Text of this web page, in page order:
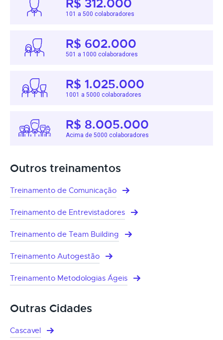
R$ 312.000
101 a 500 colaboradores
R$ 602.000
501 a 1000 colaboradores
R$ 1.025.000
1001 a 5000 colaboradores
R$ 8.005.000
Acima de 5000 colaboradores
Outros treinamentos
Treinamento de Comunicação
Treinamento de Entrevistadores
Treinamento de Team Building
Treinamento Autogestão
Treinamento Metodologias Ágeis
Outras Cidades
Cascavel